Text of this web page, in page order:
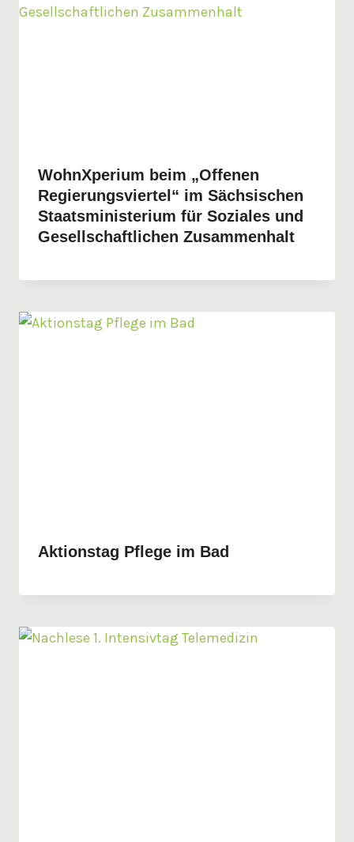
WohnXperium beim „Offenen
Regierungsviertel“ im Sächsischen
Staatsministerium für Soziales und
Gesellschaftlichen Zusammenhalt
Aktionstag Pflege im Bad